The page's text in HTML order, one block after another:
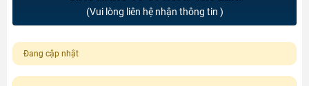
(Vui lòng liên hệ nhận thông tin )
Đang cập nhật